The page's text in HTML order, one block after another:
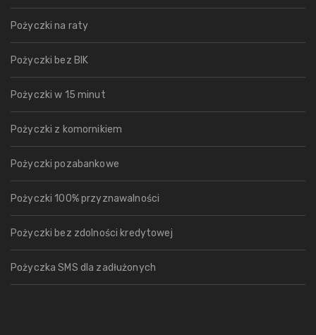
Pożyczki na raty
Pożyczki bez BIK
Pożyczki w 15 minut
Pożyczki z komornikiem
Pożyczki pozabankowe
Pożyczki 100% przyznawalności
Pożyczki bez zdolności kredytowej
Pożyczka SMS dla zadłużonych